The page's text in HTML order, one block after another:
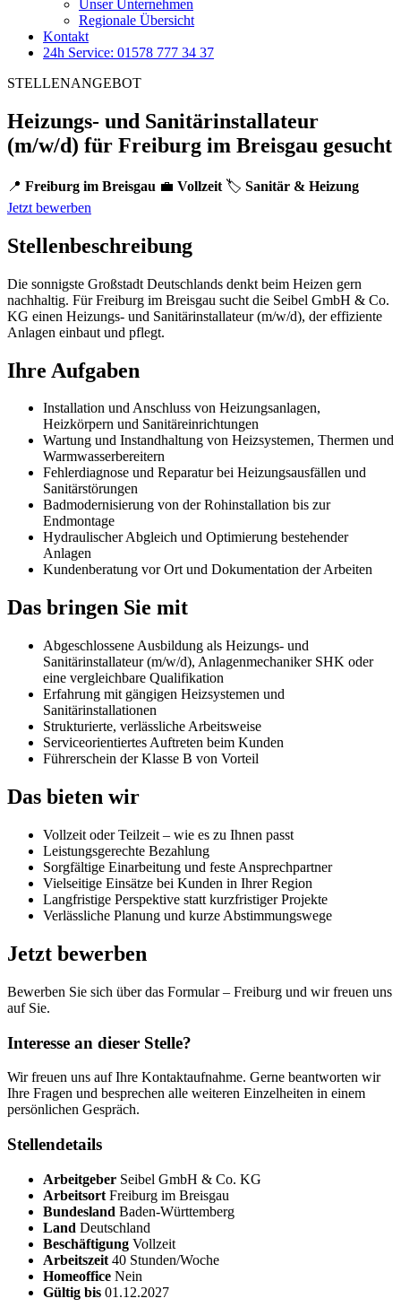
Unser Unternehmen
Regionale Übersicht
Kontakt
24h Service: 01578 777 34 37
STELLENANGEBOT
Heizungs- und Sanitärinstallateur
(m/w/d) für Freiburg im Breisgau gesucht
📍 Freiburg im Breisgau 💼 Vollzeit 🏷️ Sanitär & Heizung
Jetzt bewerben
Stellenbeschreibung
Die sonnigste Großstadt Deutschlands denkt beim Heizen gern
nachhaltig. Für Freiburg im Breisgau sucht die Seibel GmbH & Co.
KG einen Heizungs- und Sanitärinstallateur (m/w/d), der effiziente
Anlagen einbaut und pflegt.
Ihre Aufgaben
Installation und Anschluss von Heizungsanlagen,
Heizkörpern und Sanitäreinrichtungen
Wartung und Instandhaltung von Heizsystemen, Thermen und
Warmwasserbereitern
Fehlerdiagnose und Reparatur bei Heizungsausfällen und
Sanitärstörungen
Badmodernisierung von der Rohinstallation bis zur
Endmontage
Hydraulischer Abgleich und Optimierung bestehender
Anlagen
Kundenberatung vor Ort und Dokumentation der Arbeiten
Das bringen Sie mit
Abgeschlossene Ausbildung als Heizungs- und
Sanitärinstallateur (m/w/d), Anlagenmechaniker SHK oder
eine vergleichbare Qualifikation
Erfahrung mit gängigen Heizsystemen und
Sanitärinstallationen
Strukturierte, verlässliche Arbeitsweise
Serviceorientiertes Auftreten beim Kunden
Führerschein der Klasse B von Vorteil
Das bieten wir
Vollzeit oder Teilzeit – wie es zu Ihnen passt
Leistungsgerechte Bezahlung
Sorgfältige Einarbeitung und feste Ansprechpartner
Vielseitige Einsätze bei Kunden in Ihrer Region
Langfristige Perspektive statt kurzfristiger Projekte
Verlässliche Planung und kurze Abstimmungswege
Jetzt bewerben
Bewerben Sie sich über das Formular – Freiburg und wir freuen uns
auf Sie.
Interesse an dieser Stelle?
Wir freuen uns auf Ihre Kontaktaufnahme. Gerne beantworten wir
Ihre Fragen und besprechen alle weiteren Einzelheiten in einem
persönlichen Gespräch.
Stellendetails
Arbeitgeber Seibel GmbH & Co. KG
Arbeitsort Freiburg im Breisgau
Bundesland Baden-Württemberg
Land Deutschland
Beschäftigung Vollzeit
Arbeitszeit 40 Stunden/Woche
Homeoffice Nein
Gültig bis 01.12.2027